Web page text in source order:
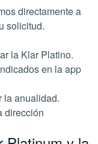
directamente a
solicitud.
la Klar Platino.
en la app
la anualidad.
dirección